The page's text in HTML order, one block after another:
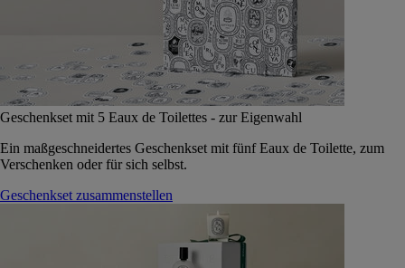
Geschenkset mit 5 Eaux de Toilettes - zur Eigenwahl
Ein maßgeschneidertes Geschenkset mit fünf Eaux de Toilette, zum
Verschenken oder für sich selbst.
Geschenkset zusammenstellen